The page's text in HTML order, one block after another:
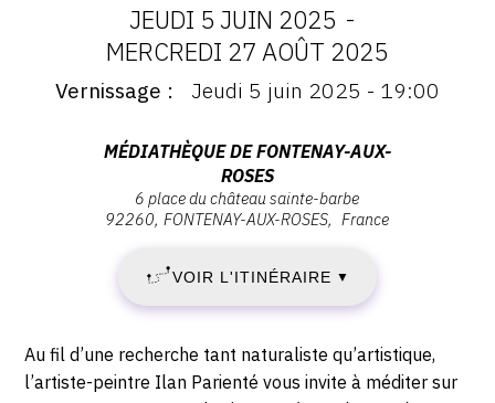
CONTACT
SUIVEZ-NOUS
INSTAGRAM
FACEBOOK
TWITTER
PINTEREST
DATES
:
JEUDI
5
2025
-
MERCREDI
JEUDI 5 JUIN 2025 -
MERCREDI 27 AOÛT 2025
Vernissage
Vernissage
Vernissage Jeudi 5 juin 2025 - 19:00
Adresse
médiathèque
6
place
MÉDIATHÈQUE DE FONTENAY-AUX-
ROSES
6 place du château sainte-barbe
92260 FONTENAY-AUX-ROSES France
VOIR L'ITINÉRAIRE ▼
Description,
horaires...
Au fil d’une recherche tant naturaliste qu’artistique,
l’artiste-peintre Ilan Parienté vous invite à méditer sur